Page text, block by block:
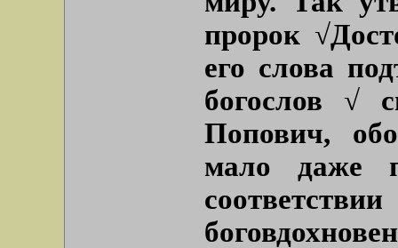
пророк
его слова
богослов √
Попович,
мало даже